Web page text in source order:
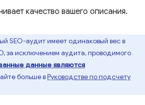
качество вашего описания.
SEO-аудит имеет одинаковый вес в
за исключением аудита, проводимого
данные являются
больше вРуководстве по подсчету